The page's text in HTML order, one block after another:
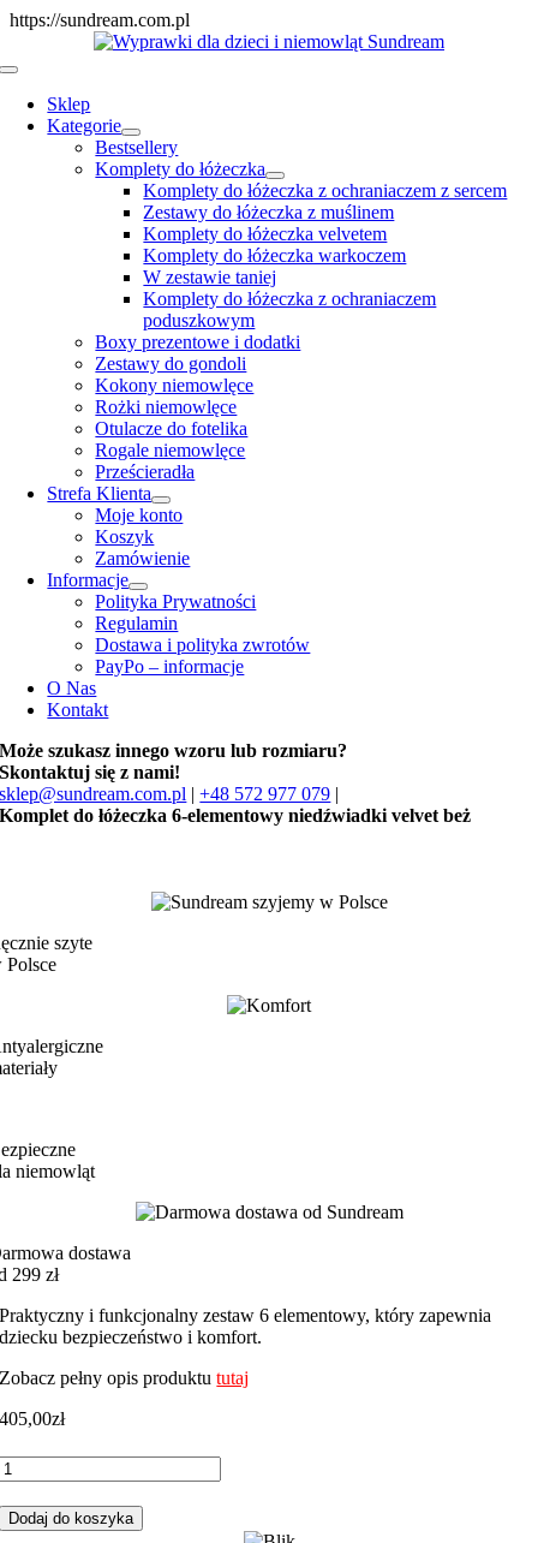
https://sundream.com.pl
to
Toggle
Navigation
Sklep
Kategorie
Bestsellery
Komplety do łóżeczka
Komplety do łóżeczka z ochraniaczem z sercem
Zestawy do łóżeczka z muślinem
Komplety do łóżeczka velvetem
Komplety do łóżeczka warkoczem
W zestawie taniej
Komplety do łóżeczka z ochraniaczem
poduszkowym
Boxy prezentowe i dodatki
Zestawy do gondoli
Kokony niemowlęce
Rożki niemowlęce
Otulacze do fotelika
Rogale niemowlęce
Prześcieradła
Strefa Klienta
Moje konto
Koszyk
Zamówienie
Informacje
Polityka Prywatności
Regulamin
Dostawa i polityka zwrotów
PayPo – informacje
O Nas
Kontakt
Może szukasz innego wzoru lub rozmiaru?
Skontaktuj się z nami!
sklep@sundream.com.pl |+48 572 977 079 |
Komplet do łóżeczka 6-elementowy niedźwiadki velvet beż
szyte
Polsce
niemowląt
dostawa
299 zł
Praktyczny i funkcjonalny zestaw 6 elementowy, który zapewnia
dziecku bezpieczeństwo i komfort.
Zobacz pełny opis produktututaj
405,00zł
Dodaj do koszyka